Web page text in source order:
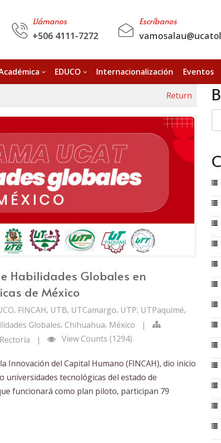
Llámanos
+506 4111-7272
Escríbanos
EDUCO Internacionalización Eventos
Return
Habilidades Globales en
de México
, FINCAH, UTB, UTCamargo, UTP, UTPaquimé,
Globales, Chihuahua, México
|
Rectoría
| View Counts (1294)
Innovación del Capital Humano (FINCAH), dio inicio
universidades tecnológicas del estado de
funcionará como plan piloto, participan 79